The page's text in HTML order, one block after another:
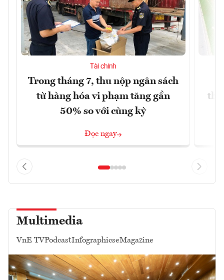
Tài chính
Trong tháng 7, thu nộp ngân sách
từ hàng hóa vi phạm tăng gần
50% so với cùng kỳ
Đọc ngay
Multimedia
VnE TVPodcastInfographicseMagazine